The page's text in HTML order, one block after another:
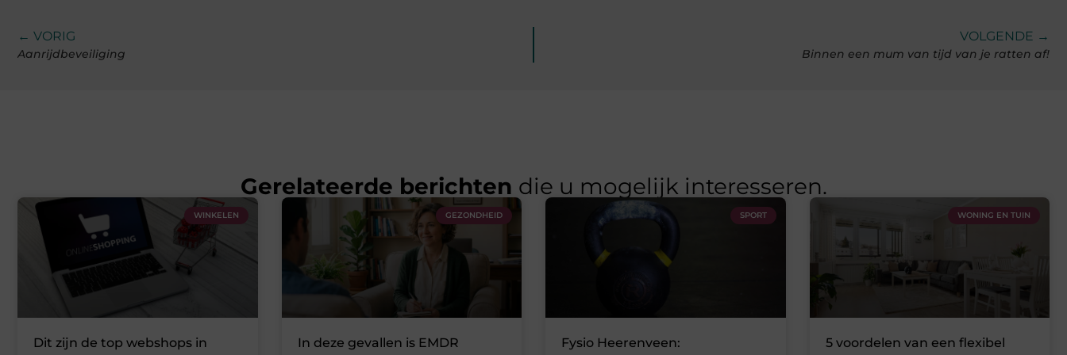
← VORIG
Aanrijdbeveiliging
VOLGENDE →
Binnen een mum van tijd van je ratten af!
Gerelateerde berichten die u mogelijk interesseren.
WINKELEN
Dit zijn de top webshops in
GEZONDHEID
In deze gevallen is EMDR
SPORT
Fysio Heerenveen:
WONING EN TUIN
5 voordelen van een flexibel